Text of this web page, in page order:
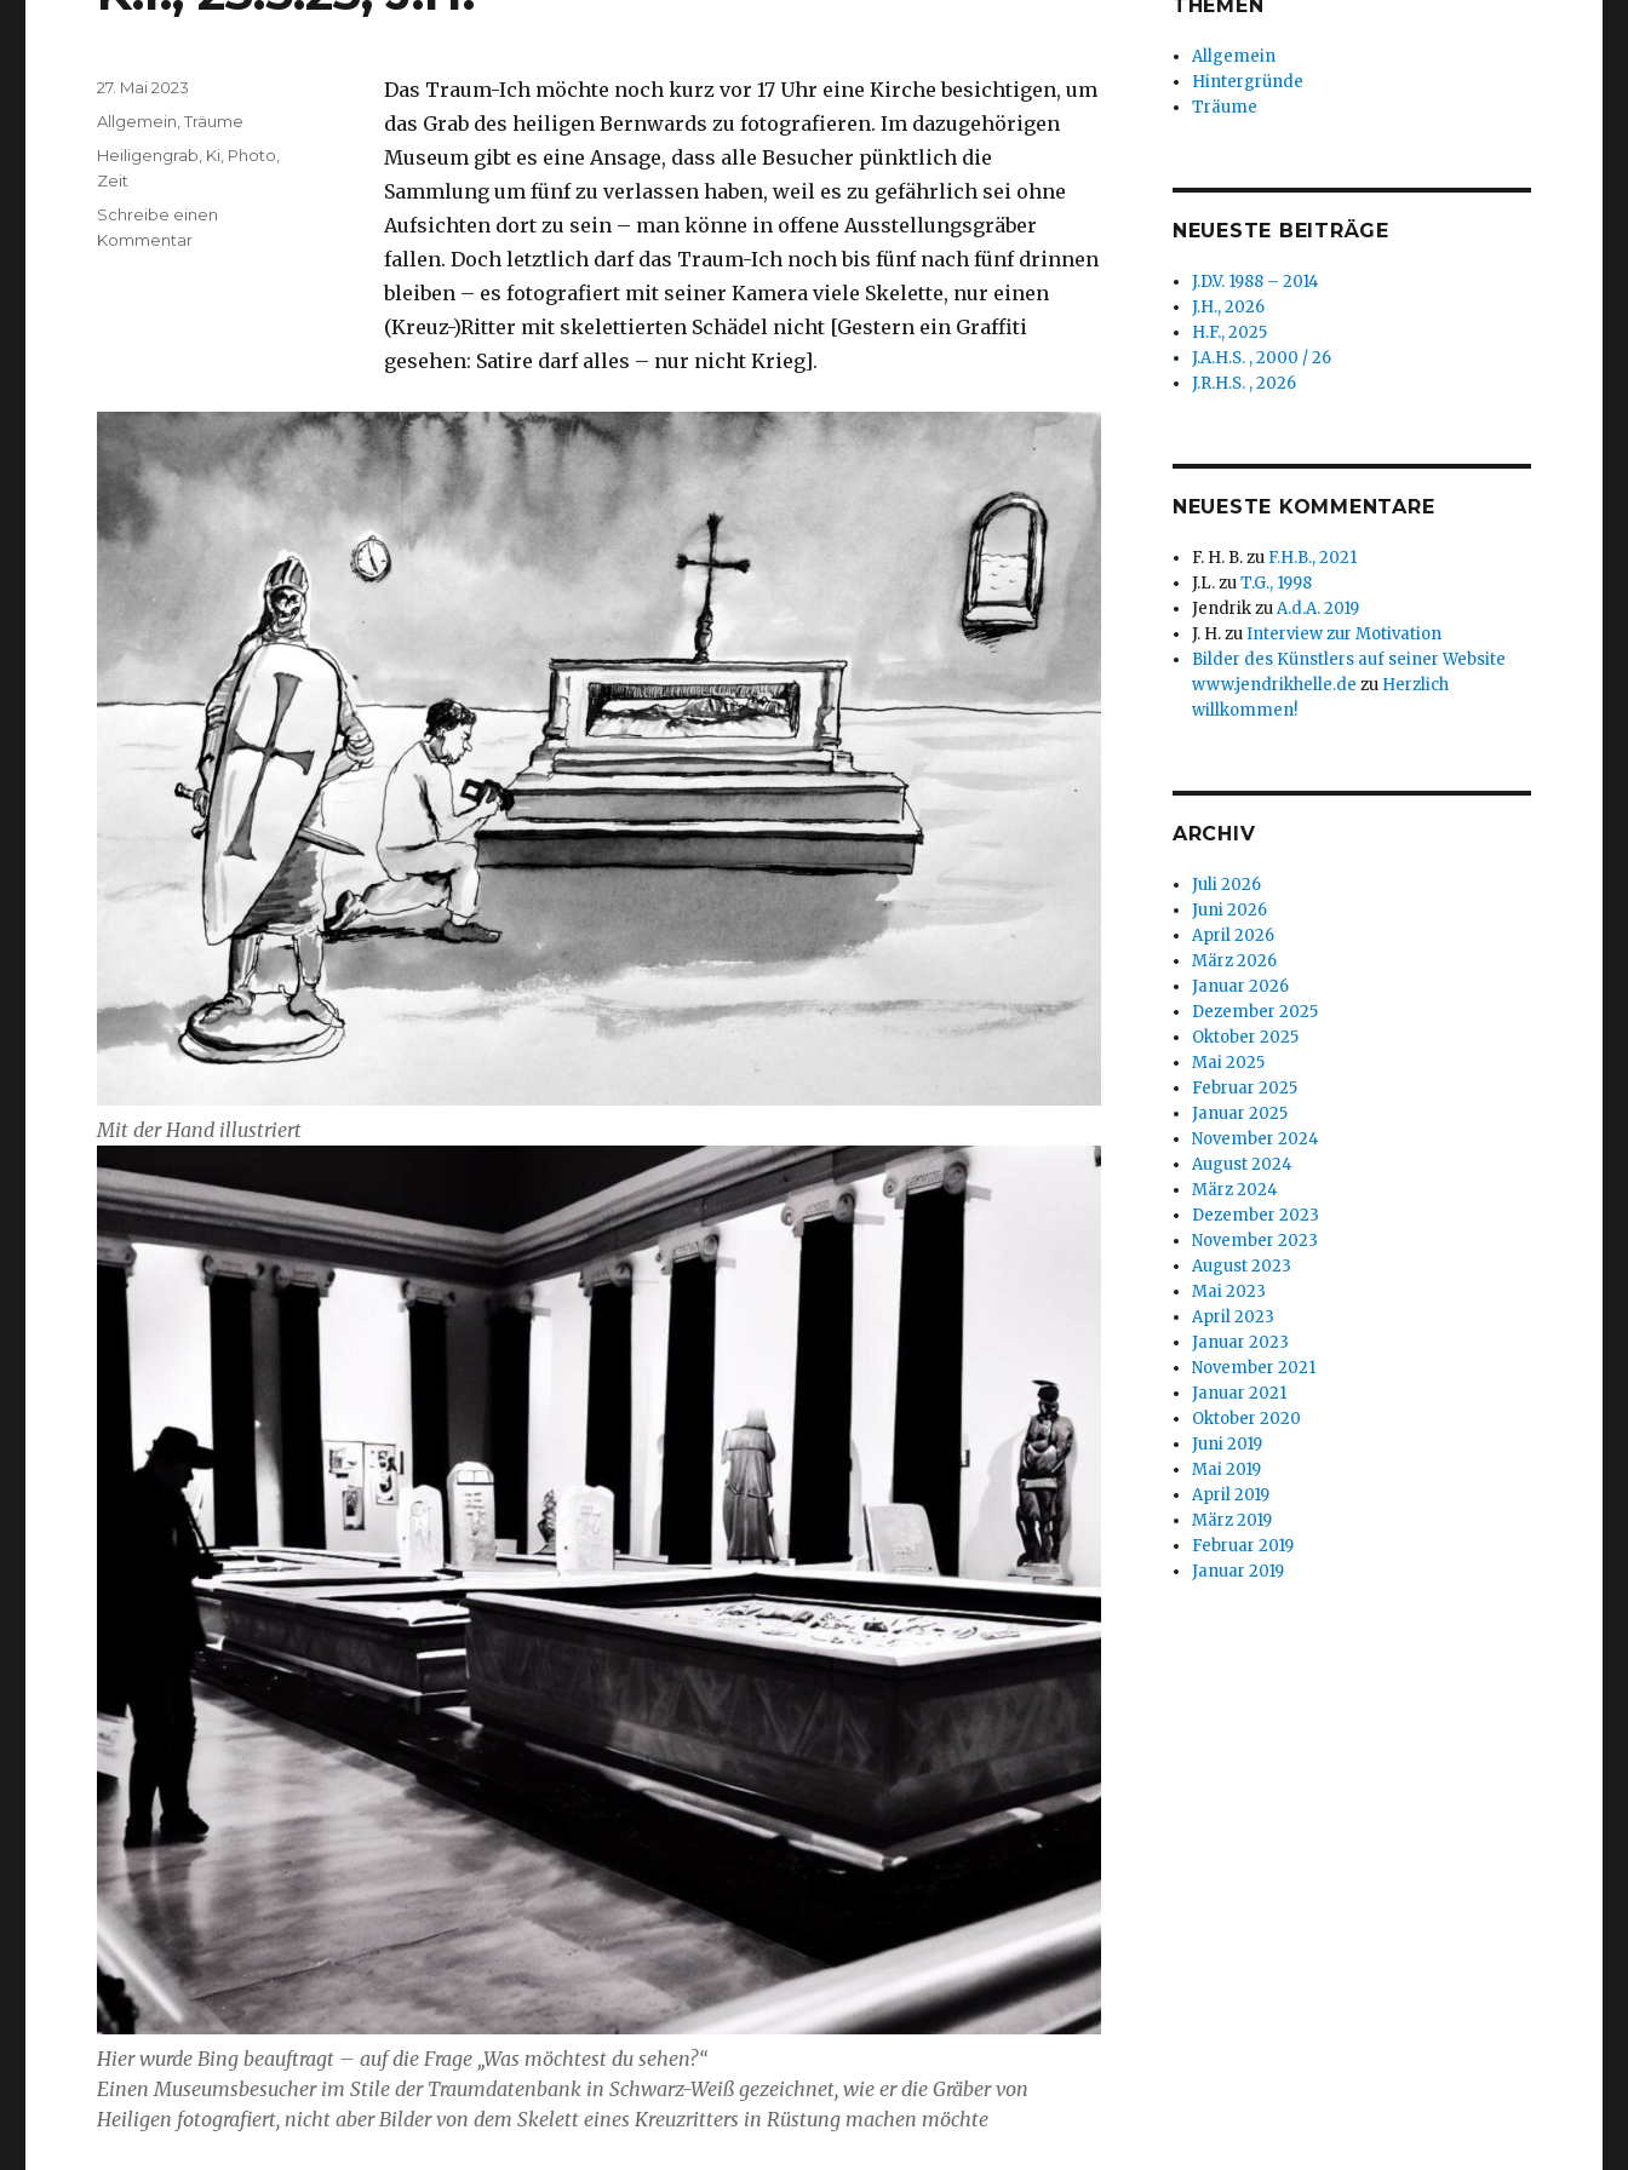
Das Traum-Ich möchte noch kurz vor 17 Uhr eine Kirche besichtigen, um
das Grab des heiligen Bernwards zu fotografieren. Im dazugehörigen
Museum gibt es eine Ansage, dass alle Besucher pünktlich die
Sammlung um fünf zu verlassen haben, weil es zu gefährlich sei ohne
Aufsichten dort zu sein – man könne in offene Ausstellungsgräber
fallen. Doch letztlich darf das Traum-Ich noch bis fünf nach fünf drinnen
bleiben – es fotografiert mit seiner Kamera viele Skelette, nur einen
(Kreuz-)Ritter mit skelettierten Schädel nicht [Gestern ein Graffiti
gesehen: Satire darf alles – nur nicht Krieg].
Mit der Hand illustriert
Hier wurde Bing beauftragt – auf die Frage „Was möchtest du sehen?“
Einen Museumsbesucher im Stile der Traumdatenbank in Schwarz-Weiß gezeichnet, wie er die Gräber von
Heiligen fotografiert, nicht aber Bilder von dem Skelett eines Kreuzritters in Rüstung machen möchte
Veröffentlicht
am
27. Mai 2023
Kategorien
Allgemein ,Träume
Schlagwörter
Heiligengrab Ki Photo
Zeit
Schreibe einen
Kommentarzu
THEMEN
Allgemein
Hintergründe
Träume
NEUESTE BEITRÄGE
J.D.V. 1988 – 2014
J.H., 2026
H.F., 2025
J.A.H.S. , 2000 / 26
J.R.H.S. , 2026
NEUESTE KOMMENTARE
F. H. B.zu F.H.B., 2021
J.L.zuT.G., 1998
JendrikzuA.d.A. 2019
J. H.zuInterview zur Motivation
Bilder des Künstlers auf seiner Website
www.jendrikhelle.de zu Herzlich
willkommen!
ARCHIV
Juli 2026
Juni 2026
April 2026
März 2026
Januar 2026
Dezember 2025
Oktober 2025
Mai 2025
Februar 2025
Januar 2025
November 2024
August 2024
März 2024
Dezember 2023
November 2023
August 2023
Mai 2023
April 2023
Januar 2023
November 2021
Januar 2021
Oktober 2020
Juni 2019
Mai 2019
April 2019
März 2019
Februar 2019
Januar 2019